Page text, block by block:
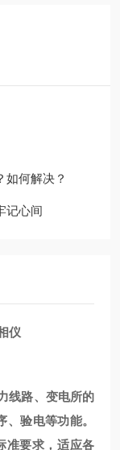
如何解决？
记心间
仪
线路、变电所的
验电等功能。
准要求，适应各